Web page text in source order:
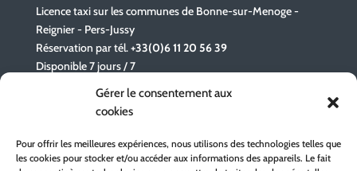
Gérer le consentement aux
cookies
Pour offrir les meilleures expériences, nous utilisons des technologies telles que
les cookies pour stocker et/ou accéder aux informations des appareils. Le fait
Licence taxi sur les communes de Bonne-sur-Menoge -
Reignier - Pers-Jussy
Réservation par tél.+33(0)6 11 20 56 39
Disponible 7 jours / 7
Taxi license in the municipalities of Bonne-sur-Menoge -
Reservation by tel.+33(0)6 11 20 56 39